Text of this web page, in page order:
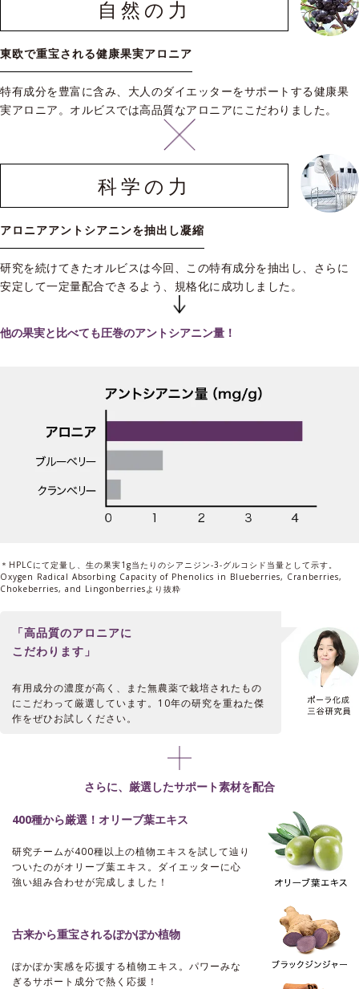
自然の力
東欧で重宝される健康果実アロニア
特有成分を豊富に含み、大人のダイエッターをサポートする健康果
実アロニア。オルビスでは高品質なアロニアにこだわりました。
科学の力
アロニアアントシアニンを抽出し凝縮
研究を続けてきたオルビスは今回、この特有成分を抽出し、さらに
安定して一定量配合できるよう、規格化に成功しました。
他の果実と比べても圧巻のアントシアニン量！
＊HPLCにて定量し、生の果実1g当たりのシアニジン-3-グルコシド当量として示す。
Oxygen Radical Absorbing Capacity of Phenolics in Blueberries, Cranberries,
Chokeberries, and Lingonberriesより抜粋
「高品質のアロニアに
こだわります」
有用成分の濃度が高く、また無農薬で栽培されたもの
にこだわって厳選しています。10年の研究を重ねた傑
作をぜひお試しください。
さらに、厳選したサポート素材を配合
400種から厳選！オリーブ葉エキス
研究チームが400種以上の植物エキスを試して辿り
ついたのがオリーブ葉エキス。ダイエッターに心
強い組み合わせが完成しました！
古来から重宝されるぽかぽか植物
ぽかぽか実感を応援する植物エキス。 パワーみな
ぎるサポート成分で熱く応援！